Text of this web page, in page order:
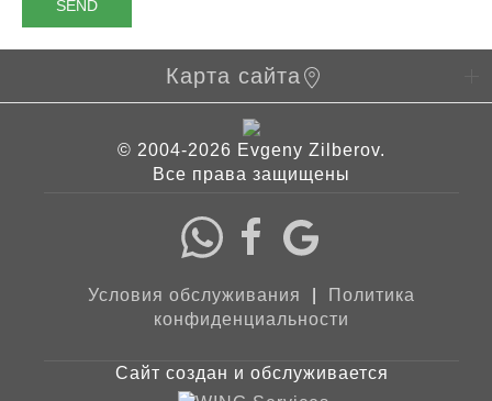
SEND
Карта сайта
© 2004-2026 Evgeny Zilberov.
Все права защищены
Условия обслуживания
Политика
конфиденциальности
Сайт создан и обслуживается